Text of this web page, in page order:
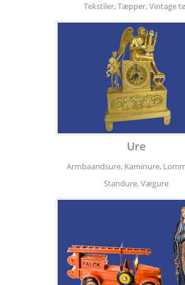
Tekstiler, Tæpper, Vintage
Ure
Armbaandsure, Kaminure,
Standure, Vægure